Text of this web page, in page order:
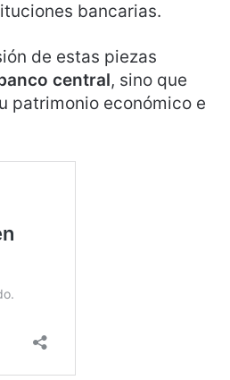
bancarias.
de estas piezas
central, sino que
patrimonio económico e